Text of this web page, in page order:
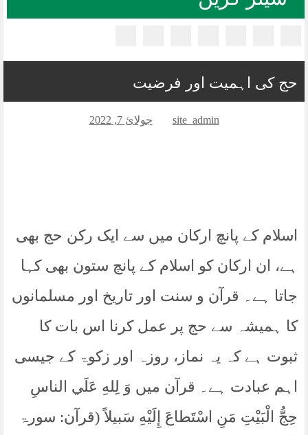
جلال پور پیروالا المصطفیٰ کی خیمہ بستیوں میں مقیم
سیلاب زدگان کی خدمت کا سفر جاری ۔۔۔
کینیڈا سے تشریف لائے ہوئے معزز مہمان جناب یار محمد کا
لاہور میں المصطفیٰ آئی ہسپتال ، المصطفیٰ دسترخوان اور
حج کی اہمیت اور فرضیت
site_admin جولائ 7, 2022
اسلام کے پانچ ارکان میں سے ایک رکن حج بھی
ہے، ان ارکان کو اسلام کے پانچ ستون بھی کہا
جاتا ہے۔ قرآن و سنت اور تاریخ اور مسلمانوں
کا ہمیشہ سے حج پر عمل کرنا اس بات کا
ثبوت ہے کہ یہ نماز، روزہ اور زکوۃ کے جیسی
اہم عبادت ہے۔ قرآن میں وَ لِلهِ عَلَي الناسِ
حِجُّ الْبَيْتِ مَنِ اسْتَطاعَ إِلَيْهِ سَبيلاً (قرآن: سورۃ